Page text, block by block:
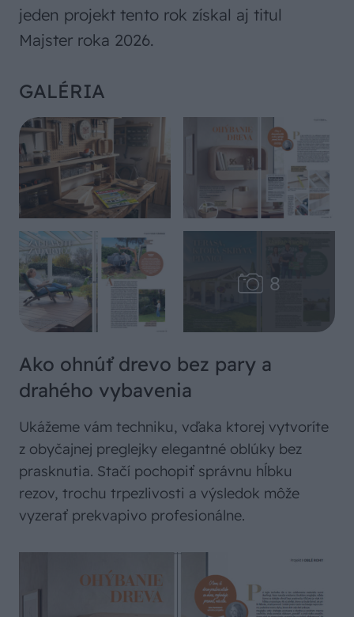
jeden projekt tento rok získal aj titul
Majster roka 2026.
GALÉRIA
Ako ohnúť drevo bez pary a
drahého vybavenia
Ukážeme vám techniku, vďaka ktorej vytvoríte
z obyčajnej preglejky elegantné oblúky bez
prasknutia. Stačí pochopiť správnu hĺbku
rezov, trochu trpezlivosti a výsledok môže
vyzerať prekvapivo profesionálne.